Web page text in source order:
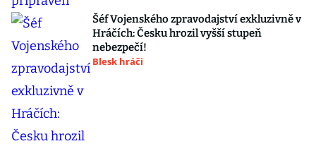
Šéf Vojenského zpravodajství exkluzivně v
Hráčích: Česku hrozil vyšší stupeň
nebezpečí!
Blesk hráči